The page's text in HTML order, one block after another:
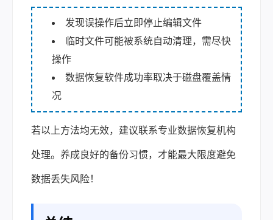
发现误操作后立即停止编辑文件
临时文件可能被系统自动清理，需尽快
操作
数据恢复软件成功率取决于磁盘覆盖情
况
若以上方法均无效，建议联系专业数据恢复机构
处理。养成良好的备份习惯，才能最大限度避免
数据丢失风险！